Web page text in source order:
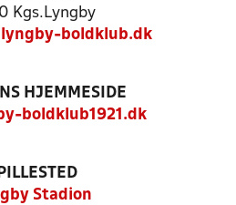
Kgs.Lyngby
boldklub.dk
HJEMMESIDE
boldklub1921.dk
Stadion